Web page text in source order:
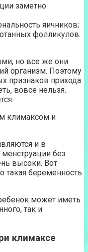
заметно
яичников;
фолликулов.
но все же они
организм. Поэтому
признаков прихода
вовсе нельзя.
климаксом и
и в
без
высоки. Вот
такая беременность
может иметь
так и
климаксе